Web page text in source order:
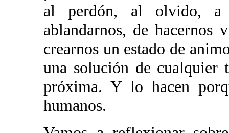
al perdón, al olvido, a
ablandarnos, de hacernos
crearnos un estado de
una solución de cualquier
próxima. Y lo hacen
humanos.